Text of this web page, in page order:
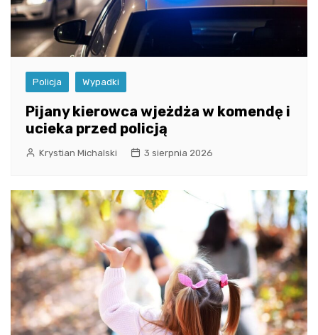
Policja Wypadki
Pijany kierowca wjeżdża w komendę i
ucieka przed policją
Krystian Michalski 3 sierpnia 2026